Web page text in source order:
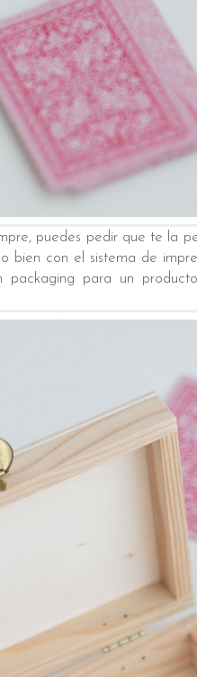
puedes pedir que te la
bien con el sistema de
packaging para un